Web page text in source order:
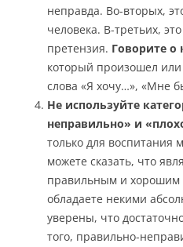
неправда. Во-вторых,
человека. В-третьих,
претензия. Говорите о
который произошел
слова «Я хочу…», «Мне
Не используйте
неправильно» и
только для воспитания
можете сказать, что
правильным и хорошим
обладаете некими
уверены, что
того, правильно-